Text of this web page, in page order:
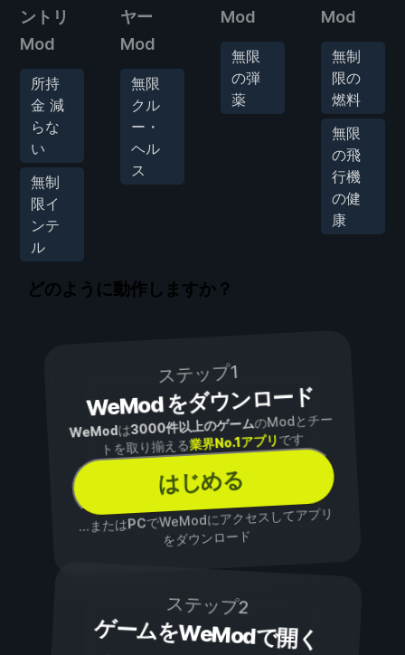
ントリ
Mod
所持
金 減
らな
い
無制
限イ
ンテ
ル
ヤー
Mod
無限
クル
ー・
ヘル
ス
Mod
無限
の弾
薬
Mod
無制
限の
燃料
無限
の飛
行機
の健
康
どのように動作しますか？
ステップ1
WeMod をダウンロード
WeModは3000件以上のゲームのModとチー
トを取り揃える業界No.1アプリです
はじめる
...またはPCでWeModにアクセスしてアプリ
をダウンロード
ステップ2
ゲームをWeModで開く